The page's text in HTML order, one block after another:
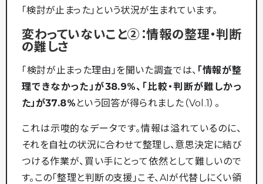
「検討が止まった」という状況が生まれています。
変わっていないこと②：情報の整理・判断
の難しさ
「検討が止まった理由」を聞いた調査では、 「情報が整
理できなかった」が38.9%、「比較・判断が難しかっ
た」が37.8% という回答が得られました（Vol.1）。
これは示唆的なデータです。情報は溢れているのに、
それを自社の状況に合わせて整理し、意思決定に結び
つける作業が、買い手にとって依然として難しいので
す。この「整理と判断の支援」こそ、AIが代替しにくい領